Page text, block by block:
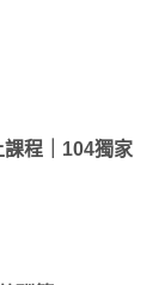
程｜104獨家